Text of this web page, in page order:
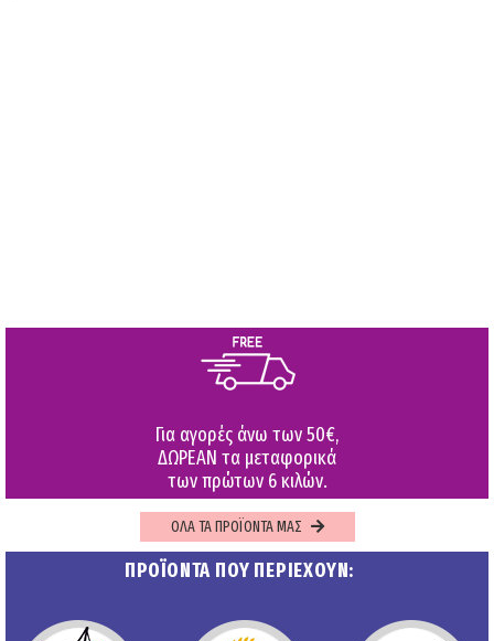
Για αγορές άνω των 50€,
ΔΩΡΕΑΝ τα μεταφορικά
των πρώτων 6 κιλών.
ΟΛΑ ΤΑ ΠΡΟΪΟΝΤΑ ΜΑΣ
ΠΡΟΪΟΝΤΑ ΠΟΥ ΠΕΡΙΕΧΟΥΝ: